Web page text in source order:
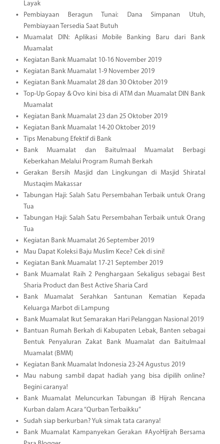
Layak
Pembiayaan Beragun Tunai: Dana Simpanan Utuh,
Pembiayaan Tersedia Saat Butuh
Muamalat DIN: Aplikasi Mobile Banking Baru dari Bank
Muamalat
Kegiatan Bank Muamalat 10-16 November 2019
Kegiatan Bank Muamalat 1-9 November 2019
Kegiatan Bank Muamalat 28 dan 30 Oktober 2019
Top-Up Gopay & Ovo kini bisa di ATM dan Muamalat DIN Bank
Muamalat
Kegiatan Bank Muamalat 23 dan 25 Oktober 2019
Kegiatan Bank Muamalat 14-20 Oktober 2019
Tips Menabung Efektif di Bank
Bank Muamalat dan Baitulmaal Muamalat Berbagi
Keberkahan Melalui Program Rumah Berkah
Gerakan Bersih Masjid dan Lingkungan di Masjid Shiratal
Mustaqim Makassar
Tabungan Haji: Salah Satu Persembahan Terbaik untuk Orang
Tua
Tabungan Haji: Salah Satu Persembahan Terbaik untuk Orang
Tua
Kegiatan Bank Muamalat 26 September 2019
Mau Dapat Koleksi Baju Muslim Kece? Cek di sini!
Kegiatan Bank Muamalat 17-21 September 2019
Bank Muamalat Raih 2 Penghargaan Sekaligus sebagai Best
Sharia Product dan Best Active Sharia Card
Bank Muamalat Serahkan Santunan Kematian Kepada
Keluarga Marbot di Lampung
Bank Muamalat Ikut Semarakan Hari Pelanggan Nasional 2019
Bantuan Rumah Berkah di Kabupaten Lebak, Banten sebagai
Bentuk Penyaluran Zakat Bank Muamalat dan Baitulmaal
Muamalat (BMM)
Kegiatan Bank Muamalat Indonesia 23-24 Agustus 2019
Mau nabung sambil dapat hadiah yang bisa dipilih online?
Begini caranya!
Bank Muamalat Meluncurkan Tabungan iB Hijrah Rencana
Kurban dalam Acara “Qurban Terbaikku”
Sudah siap berkurban? Yuk simak tata caranya!
Bank Muamalat Kampanyekan Gerakan #AyoHijrah Bersama